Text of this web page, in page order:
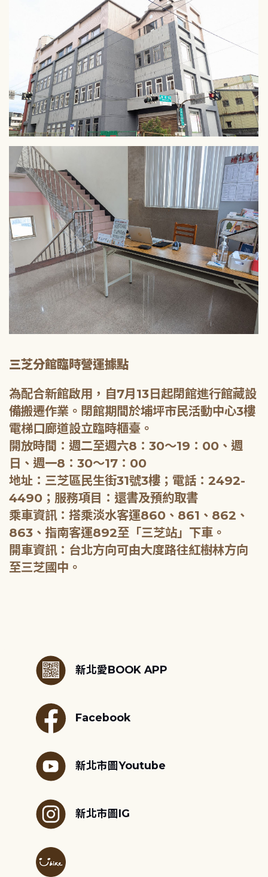
三芝分館臨時營運據點
為配合新館啟用，自7月13日起閉館進行館藏設
備搬遷作業。閉館期間於埔坪市民活動中心3樓
電梯口廊道設立臨時櫃臺。
開放時間：週二至週六8：30～19：00、週
日、週一8：30～17：00
地址：三芝區民生街31號3樓；電話：2492-
4490；服務項目：還書及預約取書
乘車資訊：搭乘淡水客運860、861、862、
863、指南客運892至「三芝站」下車。
開車資訊：台北方向可由大度路往紅樹林方向
至三芝國中。
新北愛BOOK APP
Facebook
新北市圖Youtube
新北市圖IG